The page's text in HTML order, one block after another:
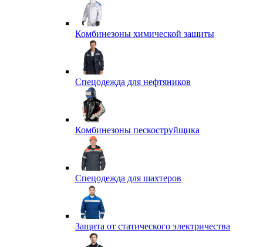
Комбинезоны химической защиты
Спецодежда для нефтяников
Комбинезоны пескоструйщика
Спецодежда для шахтеров
Защита от статического электричества